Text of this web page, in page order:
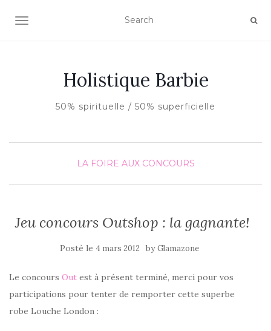
AFFICHER/MASQUER LA NAVIGATION
Holistique Barbie
50% spirituelle / 50% superficielle
LA FOIRE AUX CONCOURS
Jeu concours Outshop : la gagnante!
Posté le 4 mars 2012 byGlamazone
Le concours Out est à présent terminé, merci pour vos
participations pour tenter de remporter cette superbe
robe Louche London :